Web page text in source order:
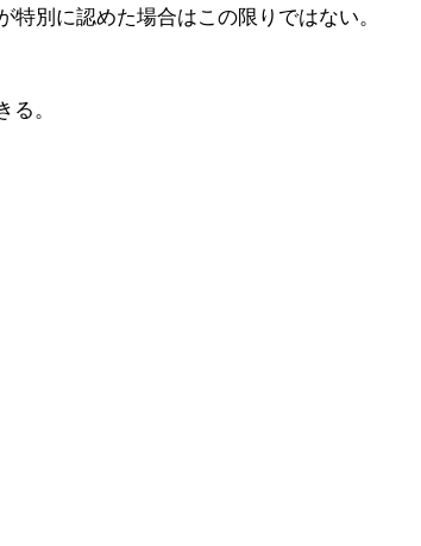
別に認めた場合はこの限りではない。
。